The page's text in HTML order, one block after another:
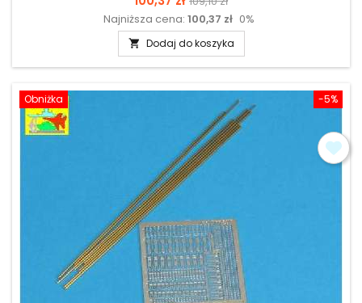
podstawowa
Najniższa cena: 100,37 zł 0%
 Dodaj do koszyka
-5%
Obniżka